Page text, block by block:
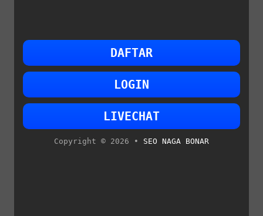
DAFTAR
LOGIN
LIVECHAT
Copyright © 2026 • SEO NAGA BONAR